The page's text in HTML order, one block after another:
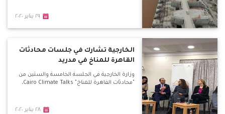
٢٩ يناير ٢٠٢٠
الخارجية تشارك في جلسات محادثات
القاهرة للمناخ في مدريد
وزارة الخارجية في الجلسة الخامسة والستين من
"محادثات القاهرة للمناخ" Cairo Climate Talks،
٢٨ يناير ٢٠٢٠